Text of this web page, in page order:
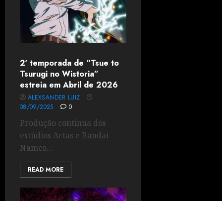
2ª temporada de “Tsue to
Tsurugi no Wistoria”
estreia em Abril de 2026
ALEXSANDER LUIZ
08/09/2025
0
Produção continua dos
estúdios Actas e Bandai
Namco...
READ MORE